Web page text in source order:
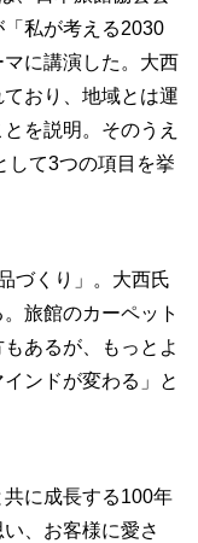
私が考える2030
に講演した。大西
おり、地域とは運
を説明。そのうえ
して3つの項目を挙
づくり」。大西氏
旅館のカーペット
あるが、もっとよ
ンドが変わる」と
に成長する100年
、お客様に愛さ